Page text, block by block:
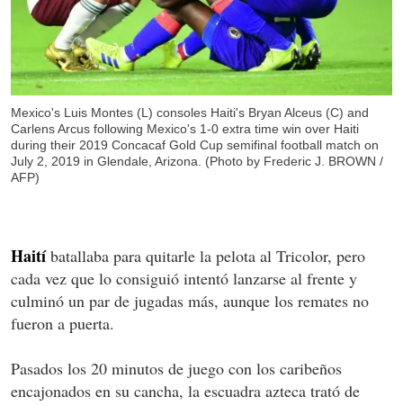
Mexico's Luis Montes (L) consoles Haiti's Bryan Alceus (C) and
Carlens Arcus following Mexico's 1-0 extra time win over Haiti
during their 2019 Concacaf Gold Cup semifinal football match on
July 2, 2019 in Glendale, Arizona. (Photo by Frederic J. BROWN /
AFP)
Haitíbatallaba para quitarle la pelota al Tricolor, pero
cada vez que lo consiguió intentó lanzarse al frente y
culminó un par de jugadas más, aunque los remates no
fueron a puerta.
Pasados los 20 minutos de juego con los caribeños
encajonados en su cancha, la escuadra azteca trató de